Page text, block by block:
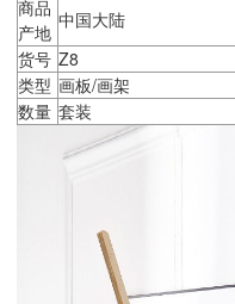
商品
产地
中国大陆
货号 Z8
类型 画板/画架
数量 套装